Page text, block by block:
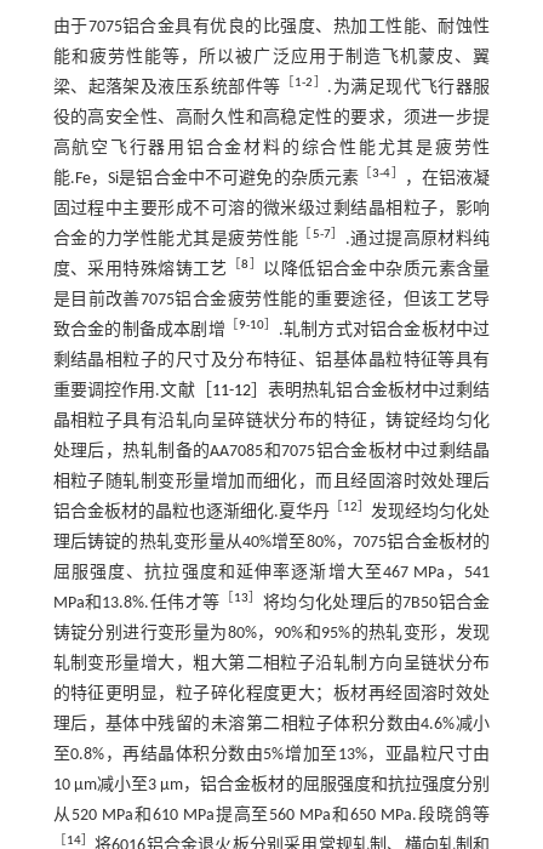
由于7075铝合金具有优良的比强度、热加工性能、耐蚀性
能和疲劳性能等，所以被广泛应用于制造飞机蒙皮、翼
梁、起落架及液压系统部件等
1-2
.为满足现代飞行器服
役的高安全性、高耐久性和高稳定性的要求，须进一步提
高航空飞行器用铝合金材料的综合性能尤其是疲劳性
能.Fe，Si是铝合金中不可避免的杂质元素 ［3-4
，在铝液凝
固过程中主要形成不可溶的微米级过剩结晶相粒子，影响
合金的力学性能尤其是疲劳性能
5-7］
.通过提高原材料纯
度、采用特殊熔铸工艺
［8
以降低铝合金中杂质元素含量
是目前改善7075铝合金疲劳性能的重要途径，但该工艺导
致合金的制备成本剧增 ［9-10
.轧制方式对铝合金板材中过
剩结晶相粒子的尺寸及分布特征、铝基体晶粒特征等具有
重要调控作用.文献［ 11-12］表明热轧铝合金板材中过剩结
晶相粒子具有沿轧向呈碎链状分布的特征，铸锭经均匀化
处理后，热轧制备的AA7085和7075铝合金板材中过剩结晶
相粒子随轧制变形量增加而细化，而且经固溶时效处理后
铝合金板材的晶粒也逐渐细化.夏华丹
12
发现经均匀化处
理后铸锭的热轧变形量从40%增至80%，7075铝合金板材的
屈服强度、抗拉强度和延伸率逐渐增大至467 MPa，541
MPa和13.8%.任伟才等
13
将均匀化处理后的7B50铝合金
铸锭分别进行变形量为80%，90%和95%的热轧变形，发现
轧制变形量增大，粗大第二相粒子沿轧制方向呈链状分布
的特征更明显，粒子碎化程度更大；板材再经固溶时效处
理后，基体中残留的未溶第二相粒子体积分数由4.6%减小
至0.8%，再结晶体积分数由5%增加至13%，亚晶粒尺寸由
10 μm减小至3 μm，铝合金板材的屈服强度和抗拉强度分别
从520 MPa和610 MPa提高至560 MPa和650 MPa.段晓鸽等
14］